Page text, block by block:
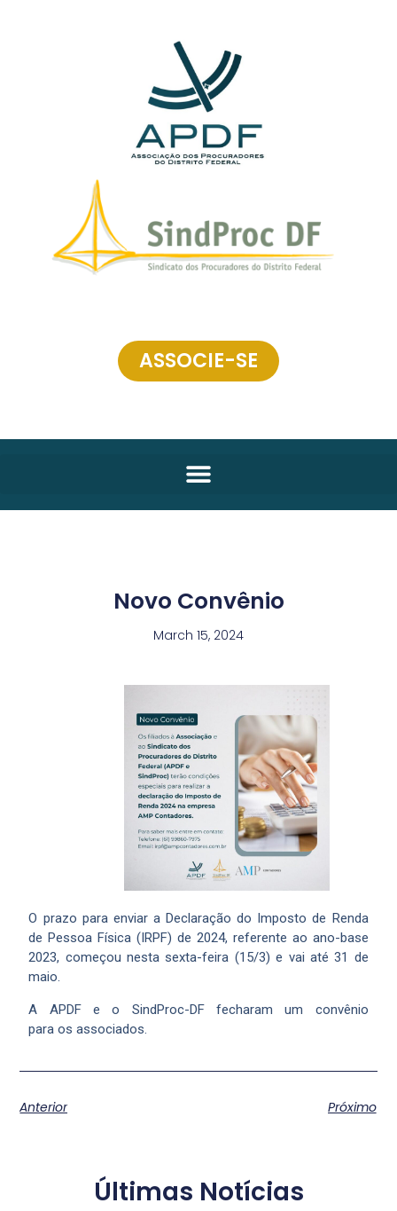
ASSOCIE-SE
Novo Convênio
March 15, 2024
O prazo para enviar a Declaração do Imposto de Renda
de Pessoa Física (IRPF) de 2024, referente ao ano-base
2023, começou nesta sexta-feira (15/3) e vai até 31 de
maio.
A APDF e o SindProc-DF fecharam um convênio
para os associados.
Anterior Próximo
Últimas Notícias